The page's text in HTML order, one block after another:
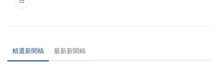
精選新聞稿 最新新聞稿